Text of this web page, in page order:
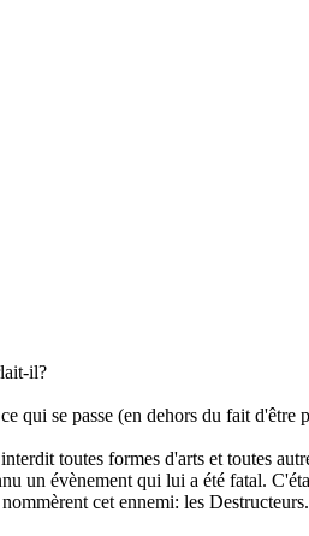
il?
qui se passe (en dehors du fait
toutes formes d'arts et toutes
un évènement qui lui a été fatal.
cet ennemi: les Destructeurs.